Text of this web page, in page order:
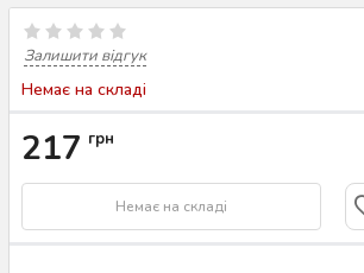
Залишити відгук
Немає на складі
217 грн
Немає на складі